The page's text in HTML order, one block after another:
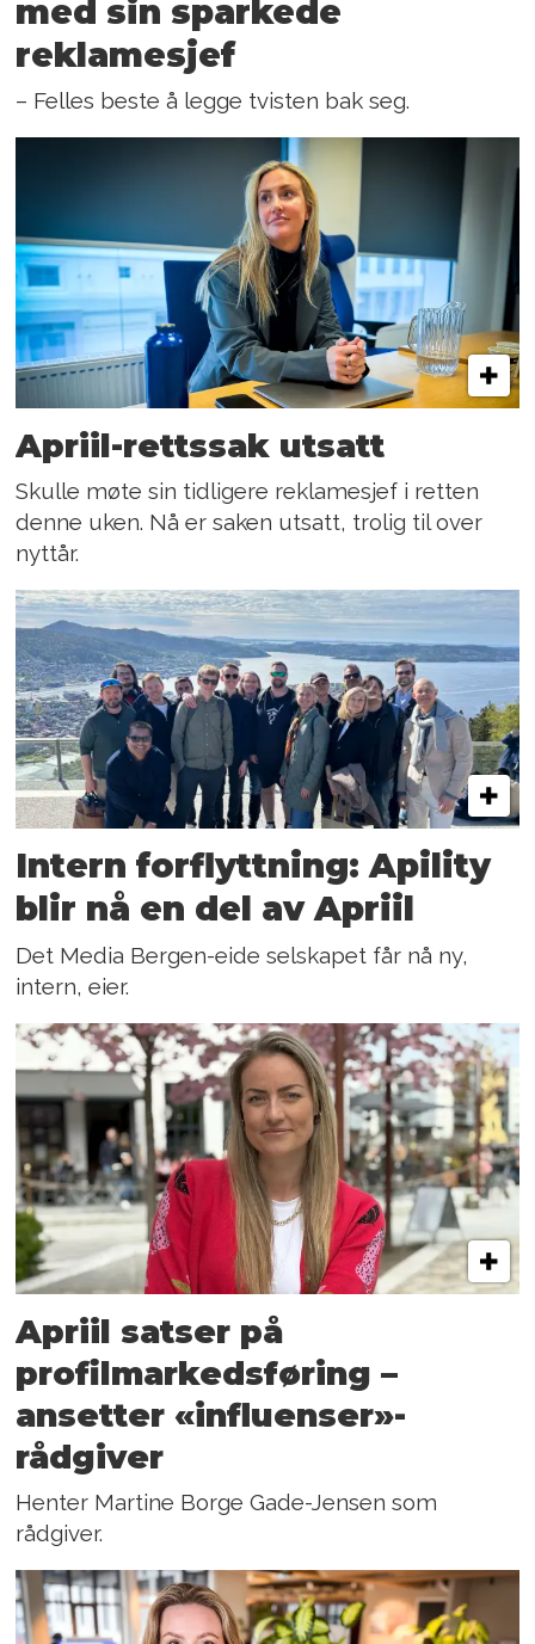
med sin sparkede
reklamesjef
– Felles beste å legge tvisten bak seg.
Apriil-rettssak utsatt
Skulle møte sin tidligere reklamesjef i retten
denne uken. Nå er saken utsatt, trolig til over
nyttår.
Intern forflyttning: Apility
blir nå en del av Apriil
Det Media Bergen-eide selskapet får nå ny,
intern, eier.
Apriil satser på
profilmarkedsføring –
ansetter «influenser»-
rådgiver
Henter Martine Borge Gade-Jensen som
rådgiver.